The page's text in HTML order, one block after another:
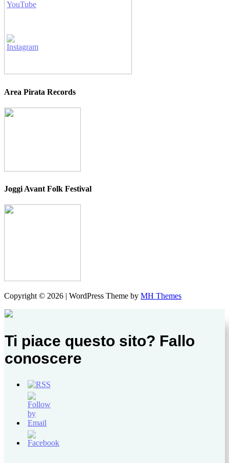
Area Pirata Records
Joggi Avant Folk Festival
Copyright © 2026 | WordPress Theme by MH Themes
Ti piace questo sito? Fallo
conoscere